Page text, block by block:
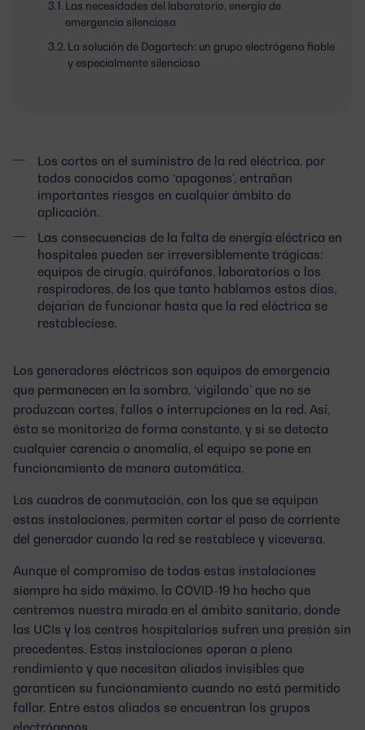
Las necesidades del laboratorio, energía de
emergencia silenciosa
La solución de Dagartech: un grupo electrógeno fiable
y especialmente silencioso
Los cortes en el suministro de la red eléctrica, por
todos conocidos como ‘apagones’, entrañan
importantes riesgos en cualquier ámbito de
aplicación.
Las consecuencias de la falta de energía eléctrica en
hospitales pueden ser irreversiblemente trágicas:
equipos de cirugía, quirófanos, laboratorios o los
respiradores, de los que tanto hablamos estos días,
dejarían de funcionar hasta que la red eléctrica se
restableciese.
Los generadores eléctricos son equipos de emergencia
que permanecen en la sombra, ‘vigilando’ que no se
produzcan cortes, fallos o interrupciones en la red. Así,
ésta se monitoriza de forma constante, y si se detecta
cualquier carencia o anomalía, el equipo se pone en
funcionamiento de manera automática.
Los cuadros de conmutación, con los que se equipan
estas instalaciones, permiten cortar el paso de corriente
del generador cuando la red se restablece y viceversa.
Aunque el compromiso de todas estas instalaciones
siempre ha sido máximo, la COVID-19 ha hecho que
centremos nuestra mirada en el ámbito sanitario, donde
las UCIs y los centros hospitalarios sufren una presión sin
precedentes. Estas instalaciones operan a pleno
rendimiento y que necesitan aliados invisibles que
garanticen su funcionamiento cuando no está permitido
fallar. Entre estos aliados se encuentran los grupos
electrógenos.